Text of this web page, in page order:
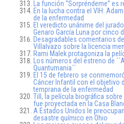
La función “Sorpréndeme” es
En la lucha contra el VIH:
de la enfermedad
El veredicto unánime del
Genaro García Luna por cinco
Desagradables comentarios
Villalvazo sobre la licencia
Rami Malek protagoniza la
Los números del estreno de
Quantumania´´
El 15 de febrero se
Cáncer Infantil con el objetivo
temprana de la enfermedad
Till, la película biográfica
fue proyectada en la Casa
A Estados Unidos le
desastre químico en Ohio